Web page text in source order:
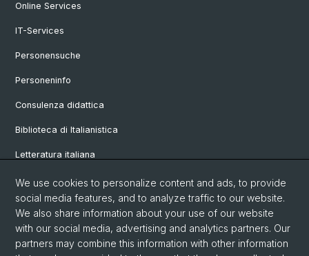
Online Services
IT-Services
Personensuche
Personeninfo
Consulenza didattica
Biblioteca di Italianistica
Letteratura italiana
Linguistica italiana
Vetrina
We use cookies to personalize content and ads, to provide
social media features, and to analyze traffic to our website.
We also share information about your use of our website
with our social media, advertising and analytics partners. Our
partners may combine this information with other information